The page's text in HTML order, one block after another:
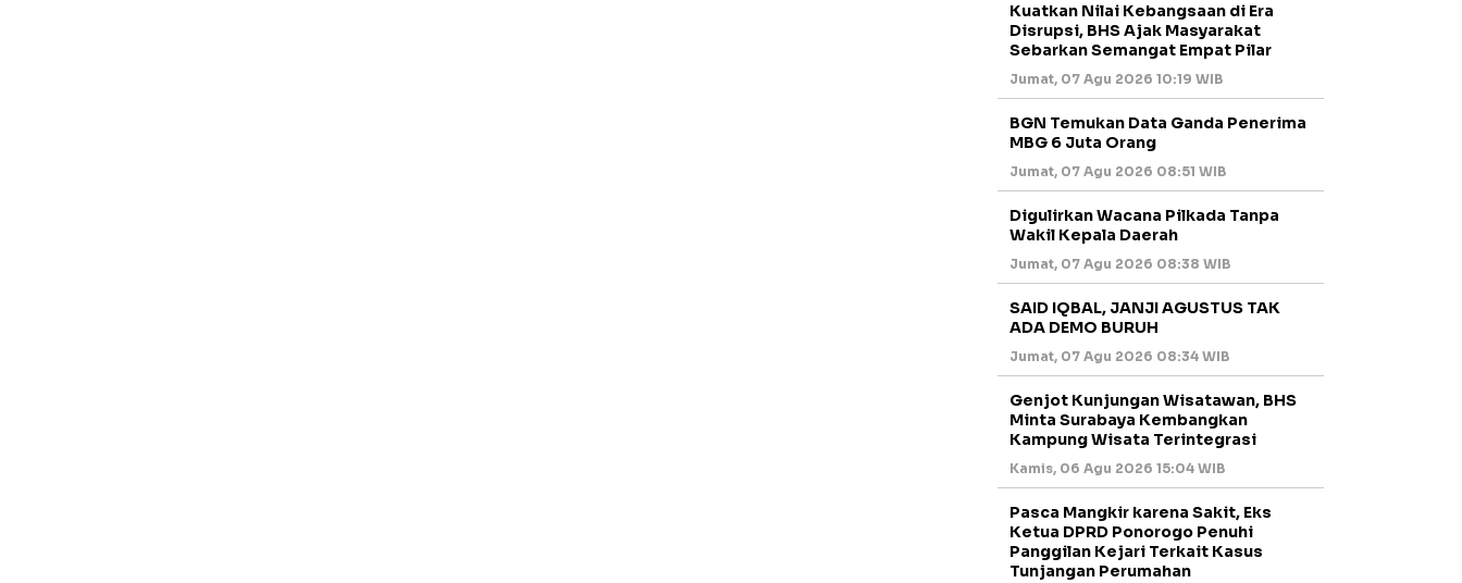
Kuatkan Nilai Kebangsaan di Era
Disrupsi, BHS Ajak Masyarakat
Sebarkan Semangat Empat Pilar
Jumat, 07 Agu 2026 10:19 WIB
BGN Temukan Data Ganda Penerima
MBG 6 Juta Orang
Jumat, 07 Agu 2026 08:51 WIB
Digulirkan Wacana Pilkada Tanpa
Wakil Kepala Daerah
Jumat, 07 Agu 2026 08:38 WIB
SAID IQBAL, JANJI AGUSTUS TAK
ADA DEMO BURUH
Jumat, 07 Agu 2026 08:34 WIB
Genjot Kunjungan Wisatawan, BHS
Minta Surabaya Kembangkan
Kampung Wisata Terintegrasi
Kamis, 06 Agu 2026 15:04 WIB
Pasca Mangkir karena Sakit, Eks
Ketua DPRD Ponorogo Penuhi
Panggilan Kejari Terkait Kasus
Tunjangan Perumahan